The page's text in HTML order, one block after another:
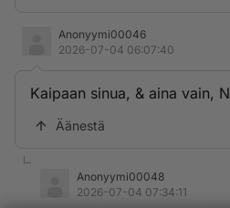
Anonyymi00046
2026-07-04 06:07:40
Kaipaan sinua, & aina vain, N
Äänestä
Anonyymi00048
2026-07-04 07:34:11